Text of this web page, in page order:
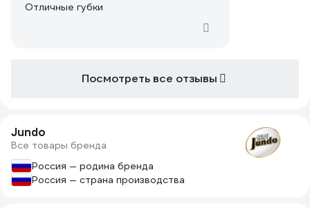
Отличные губки
Посмотреть все отзывы
Jundo
Все товары бренда
Россия — родина бренда
Россия — страна производства